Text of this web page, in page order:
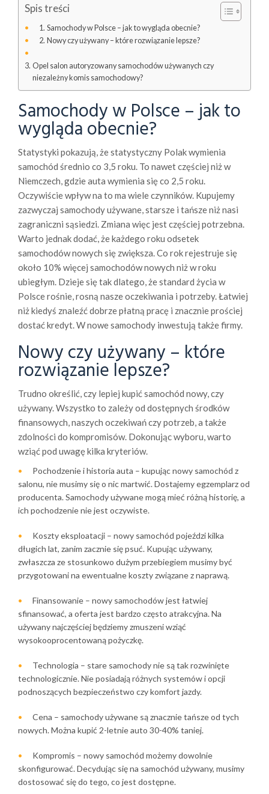
Spis treści
Samochody w Polsce – jak to wygląda obecnie?
Nowy czy używany – które rozwiązanie lepsze?
Opel salon autoryzowany samochodów używanych czy
niezależny komis samochodowy?
Samochody w Polsce – jak to
wygląda obecnie?
Statystyki pokazują, że statystyczny Polak wymienia
samochód średnio co 3,5 roku. To nawet częściej niż w
Niemczech, gdzie auta wymienia się co 2,5 roku.
Oczywiście wpływ na to ma wiele czynników. Kupujemy
zazwyczaj samochody używane, starsze i tańsze niż nasi
zagraniczni sąsiedzi. Zmiana więc jest częściej potrzebna.
Warto jednak dodać, że każdego roku odsetek
samochodów nowych się zwiększa. Co rok rejestruje się
około 10% więcej samochodów nowych niż w roku
ubiegłym. Dzieje się tak dlatego, że standard życia w
Polsce rośnie, rosną nasze oczekiwania i potrzeby. Łatwiej
niż kiedyś znaleźć dobrze płatną pracę i znacznie prościej
dostać kredyt. W nowe samochody inwestują także firmy.
Nowy czy używany – które
rozwiązanie lepsze?
Trudno określić, czy lepiej kupić samochód nowy, czy
używany. Wszystko to zależy od dostępnych środków
finansowych, naszych oczekiwań czy potrzeb, a także
zdolności do kompromisów. Dokonując wyboru, warto
wziąć pod uwagę kilka kryteriów.
Pochodzenie i historia auta – kupując nowy samochód z
salonu, nie musimy się o nic martwić. Dostajemy egzemplarz od
producenta. Samochody używane mogą mieć różną historię, a
ich pochodzenie nie jest oczywiste.
Koszty eksploatacji – nowy samochód pojeździ kilka
długich lat, zanim zacznie się psuć. Kupując używany,
zwłaszcza ze stosunkowo dużym przebiegiem musimy być
przygotowani na ewentualne koszty związane z naprawą.
Finansowanie – nowy samochodów jest łatwiej
sfinansować, a oferta jest bardzo często atrakcyjna. Na
używany najczęściej będziemy zmuszeni wziąć
wysokooprocentowaną pożyczkę.
Technologia – stare samochody nie są tak rozwinięte
technologicznie. Nie posiadają różnych systemów i opcji
podnoszących bezpieczeństwo czy komfort jazdy.
Cena – samochody używane są znacznie tańsze od tych
nowych. Można kupić 2-letnie auto 30-40% taniej.
Kompromis – nowy samochód możemy dowolnie
skonfigurować. Decydując się na samochód używany, musimy
dostosować się do tego, co jest dostępne.